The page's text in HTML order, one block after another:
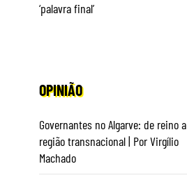
‘palavra final’
OPINIÃO
Governantes no Algarve: de reino a
região transnacional | Por Virgílio
Machado